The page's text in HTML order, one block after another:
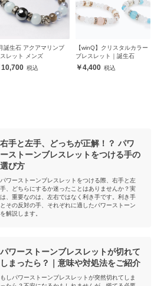
誕生石 アクアマリンブ
レット メンズ
10,700
【winQ】クリスタルカラー
ブレスレット｜誕生石
4,400
右手と左手、どっちが正解！？ パワ
ーストーンブレスレットをつける手の
選び方
パワーストーンブレスレットをつける際、右手と左
手、どちらにするか迷ったことはありませんか？実
は、重要なのは、左右ではなく利き手です。利き手
とその反対の手、それぞれに適したパワーストーン
を解説します。
パワーストーンブレスレットが切れて
しまったら？｜意味や対処法をご紹介
もしパワーストーンブレスレットが突然切れてしま